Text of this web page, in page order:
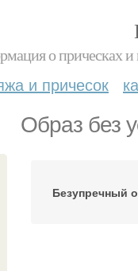
о прическах
и причесок
Образ без
Безупречный